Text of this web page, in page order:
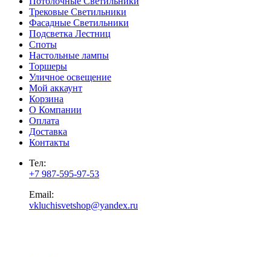
Трековые Светильники
Фасадные Светильники
Подсветка Лестниц
Споты
Настольные лампы
Торшеры
Уличное освещение
Мой аккаунт
Корзина
О Компании
Оплата
Доставка
Контакты
Тел:
+7 987-595-97-53
Email:
vkluchisvetshop@yandex.ru